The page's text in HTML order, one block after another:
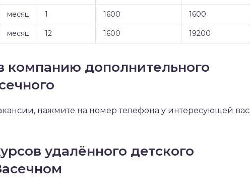
месяц 1 1600 1600
месяц 12 1600 19200
компанию дополнительного
нажмите на номер телефона у интересующей вас
удалённого детского